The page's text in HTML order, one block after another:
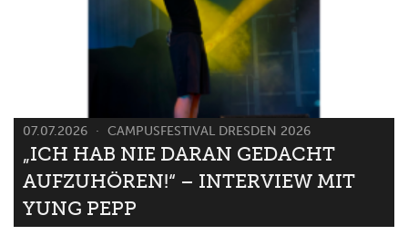
07.07.2026 CAMPUSFESTIVAL DRESDEN 2026
„ICH HAB NIE DARAN GEDACHT
AUFZUHÖREN!“ – INTERVIEW MIT
YUNG PEPP